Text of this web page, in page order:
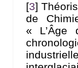
[3]
de
« L’Âge